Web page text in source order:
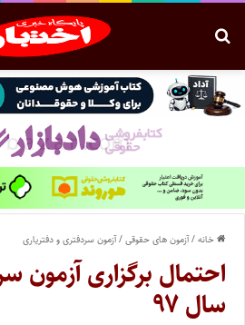
خانه/آزمون های حقوقی/آزمون سردفتری و دفتریاری
احتمال برگزاری آزمون
سال ۹۷